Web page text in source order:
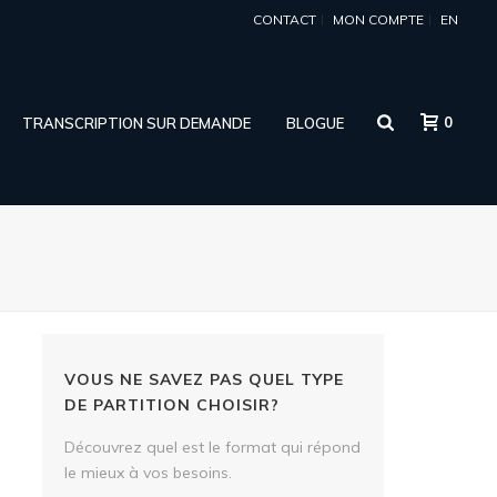
CONTACT MON COMPTE EN
TRANSCRIPTION SUR DEMANDE BLOGUE 0
VOUS NE SAVEZ PAS QUEL TYPE
DE PARTITION CHOISIR?
Découvrez quel est le format qui répond
le mieux à vos besoins.